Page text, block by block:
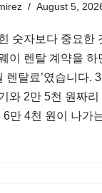
August 5,
숫자보다 중요한
이 렌탈 계약을 하
렌탈료’였습니다.
와 2만 5천 원짜리
6만 4천 원이 나가